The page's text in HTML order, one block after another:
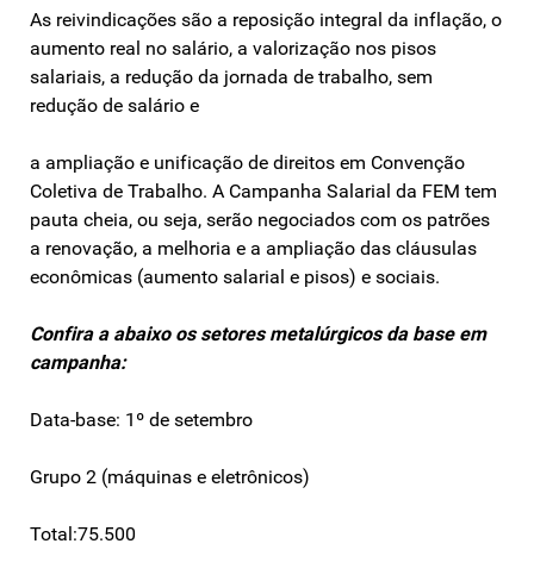
As reivindicações são a reposição integral da inflação, o
aumento real no salário, a valorização nos pisos
salariais, a redução da jornada de trabalho, sem
redução de salário e
a ampliação e unificação de direitos em Convenção
Coletiva de Trabalho. A Campanha Salarial da FEM tem
pauta cheia, ou seja, serão negociados com os patrões
a renovação, a melhoria e a ampliação das cláusulas
econômicas (aumento salarial e pisos) e sociais.
Confira a abaixo os setores metalúrgicos da base em
campanha:
Data-base: 1º de setembro
Grupo 2 (máquinas e eletrônicos)
Total:75.500